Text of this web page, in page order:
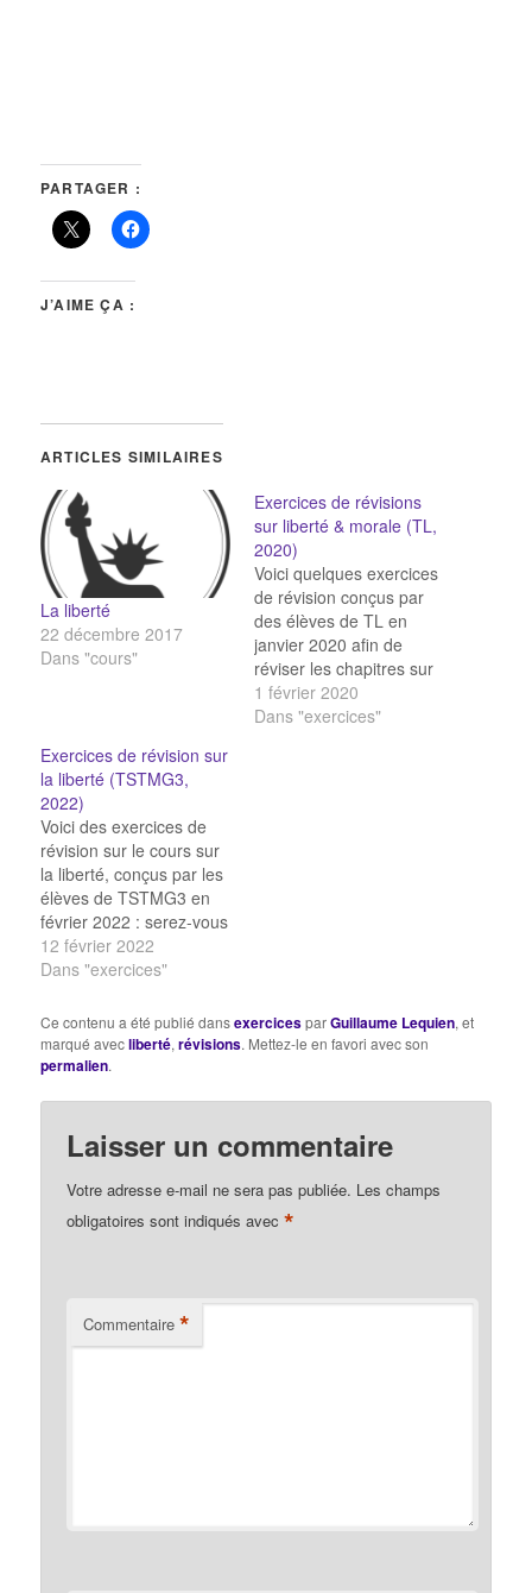
PARTAGER :
J’AIME ÇA :
ARTICLES SIMILAIRES
La liberté
22 décembre 2017
Dans "cours"
Exercices de révisions
sur liberté & morale (TL,
2020)
Voici quelques exercices
de révision conçus par
des élèves de TL en
janvier 2020 afin de
réviser les chapitres sur
la liberté & la morale :
1 février 2020
Dans "exercices"
Exercices de révision sur
la liberté (TSTMG3,
2022)
Voici des exercices de
révision sur le cours sur
la liberté, conçus par les
élèves de TSTMG3 en
février 2022 : serez-vous
capable de les réussir
sans erreur ?
12 février 2022
Dans "exercices"
Ce contenu a été publié dansexercicesparGuillaume Lequien, et
marqué avecliberté,révisions. Mettez-le en favori avec son
permalien.
Laisser un commentaire
Votre adresse e-mail ne sera pas publiée. Les champs
obligatoires sont indiqués avec*
Commentaire *